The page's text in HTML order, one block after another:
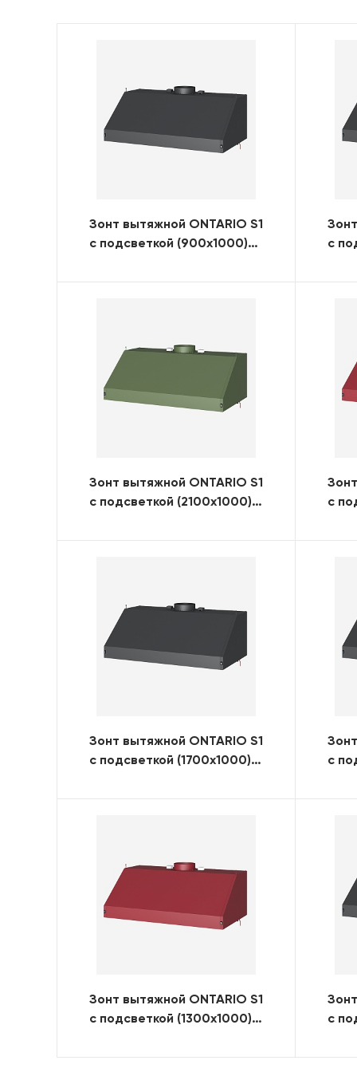
Зонт вытяжной ONTARIO S1
с подсветкой (900x1000)
с
Зонт вытяжной ONTARIO S1
с подсветкой (2100x1000)
с
Зонт вытяжной ONTARIO S1
с подсветкой (1700x1000)
с
Зонт вытяжной ONTARIO S1
с подсветкой (1300x1000)
с